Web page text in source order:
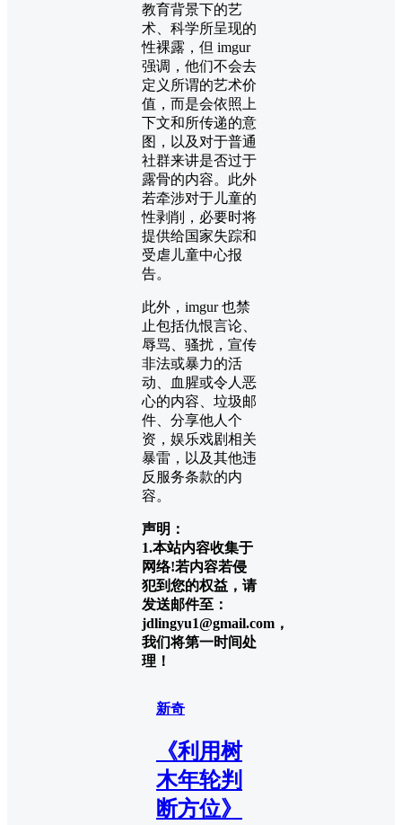
教育背景下的艺
术、科学所呈现的
性裸露，但 imgur
强调，他们不会去
定义所谓的艺术价
值，而是会依照上
下文和所传递的意
图，以及对于普通
社群来讲是否过于
露骨的内容。此外
若牵涉对于儿童的
性剥削，必要时将
提供给国家失踪和
受虐儿童中心报
告。
此外，imgur 也禁
止包括仇恨言论、
辱骂、骚扰，宣传
非法或暴力的活
动、血腥或令人恶
心的内容、垃圾邮
件、分享他人个
资，娱乐戏剧相关
暴雷，以及其他违
反服务条款的内
容。
声明：
1.本站内容收集于
网络!若内容若侵
犯到您的权益，请
发送邮件至：
jdlingyu1@gmail.com，
我们将第一时间处
理！
新奇
《利用树
木年轮判
断方位》